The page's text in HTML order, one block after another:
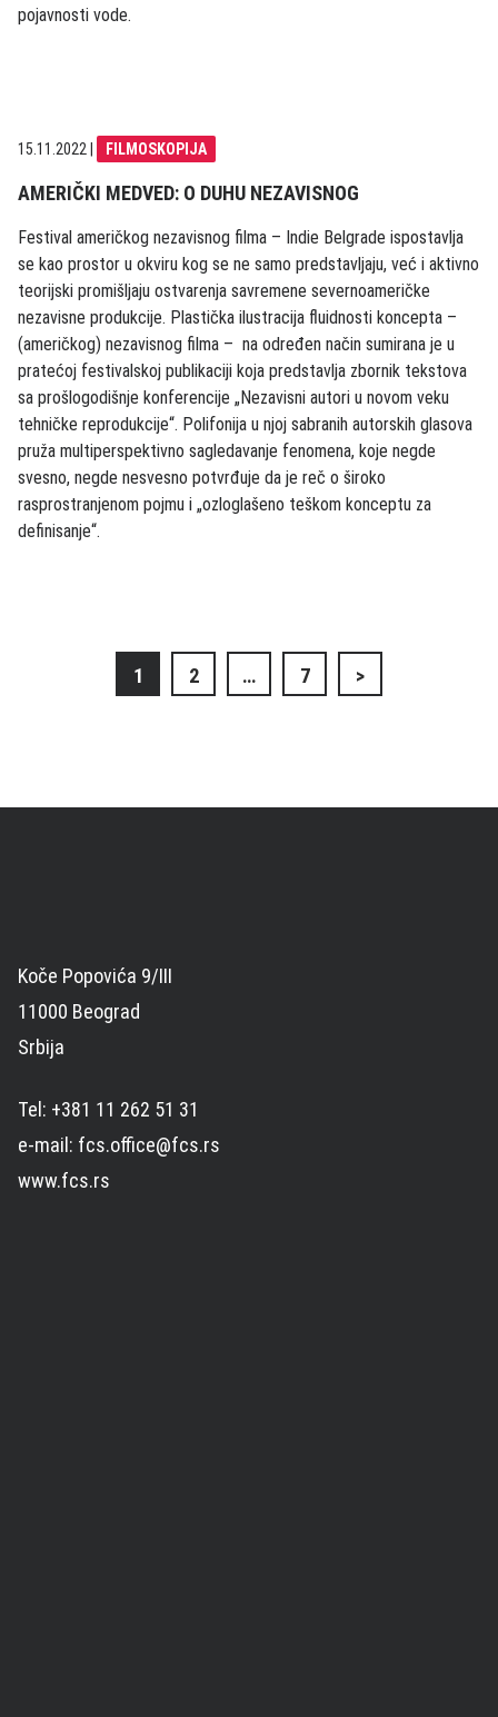
pojavnosti vode.
15.11.2022 FILMOSKOPIJA
AMERIČKI MEDVED: O DUHU NEZAVISNOG
Festival američkog nezavisnog filma – Indie Belgrade ispostavlja
se kao prostor u okviru kog se ne samo predstavljaju, već i aktivno
teorijski promišljaju ostvarenja savremene severnoameričke
nezavisne produkcije. Plastička ilustracija fluidnosti koncepta –
(američkog) nezavisnog filma – na određen način sumirana je u
pratećoj festivalskoj publikaciji koja predstavlja zbornik tekstova
sa prošlogodišnje konferencije „Nezavisni autori u novom veku
tehničke reprodukcije“. Polifonija u njoj sabranih autorskih glasova
pruža multiperspektivno sagledavanje fenomena, koje negde
svesno, negde nesvesno potvrđuje da je reč o široko
rasprostranjenom pojmu i „ozloglašeno teškom konceptu za
definisanje“.
Кретање
1 2 … 7 >
Koče Popovića 9/III
11000 Beograd
Srbija
Tel: +381 11 262 51 31
e-mail: fcs.office@fcs.rs
www.fcs.rs